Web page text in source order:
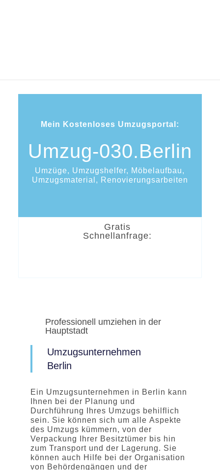
Mein Kostenloses Umzugsportal:
Umzug-030.Berlin
Umzüge, Umzugshelfer, Möbelaufbau,
Umzugsmaterial, Renovierungsarbeiten
Gratis
Schnellanfrage:
Professionell umziehen in der
Hauptstadt
Umzugsunternehmen
Berlin
Ein Umzugsunternehmen in Berlin kann
Ihnen bei der Planung und
Durchführung Ihres Umzugs behilflich
sein. Sie können sich um alle Aspekte
des Umzugs kümmern, von der
Verpackung Ihrer Besitztümer bis hin
zum Transport und der Lagerung. Sie
können auch Hilfe bei der Organisation
von Behördengängen und der